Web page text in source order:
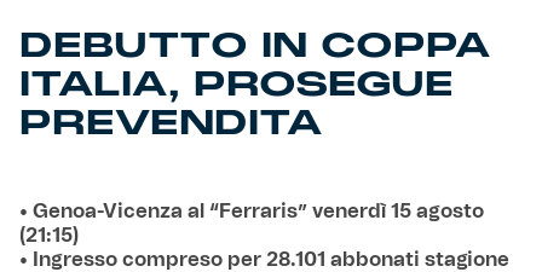
DEBUTTO IN COPPA
ITALIA, PROSEGUE
PREVENDITA
• Genoa-Vicenza al “Ferraris” venerdì 15 agosto
(21:15)
• Ingresso compreso per 28.101 abbonati stagione